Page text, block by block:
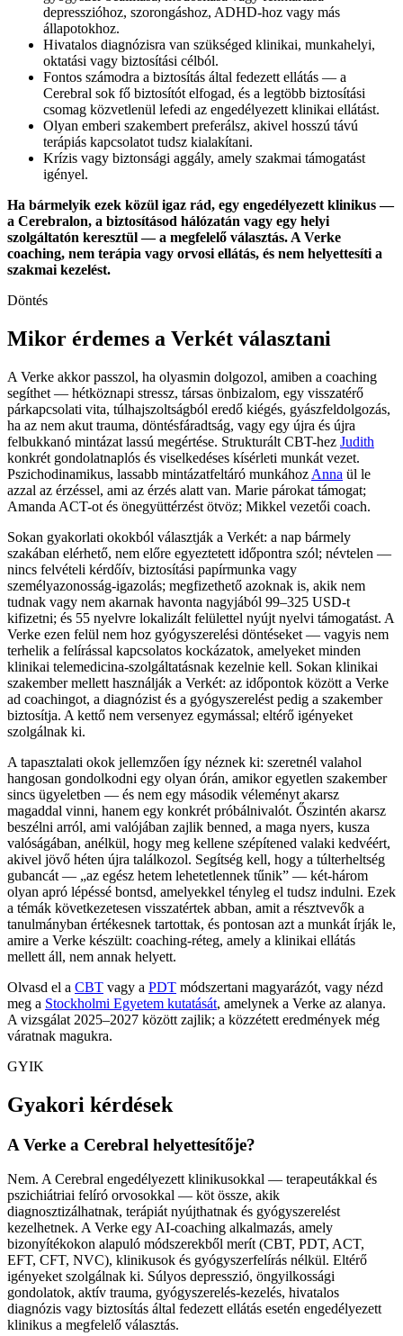
depresszióhoz, szorongáshoz, ADHD-hoz vagy más
állapotokhoz.
Hivatalos diagnózisra van szükséged klinikai, munkahelyi,
oktatási vagy biztosítási célból.
Fontos számodra a biztosítás által fedezett ellátás — a
Cerebral sok fő biztosítót elfogad, és a legtöbb biztosítási
csomag közvetlenül lefedi az engedélyezett klinikai ellátást.
Olyan emberi szakembert preferálsz, akivel hosszú távú
terápiás kapcsolatot tudsz kialakítani.
Krízis vagy biztonsági aggály, amely szakmai támogatást
igényel.
Ha bármelyik ezek közül igaz rád, egy engedélyezett klinikus —
a Cerebralon, a biztosításod hálózatán vagy egy helyi
szolgáltatón keresztül — a megfelelő választás. A Verke
coaching, nem terápia vagy orvosi ellátás, és nem helyettesíti a
szakmai kezelést.
Döntés
Mikor érdemes a Verkét választani
A Verke akkor passzol, ha olyasmin dolgozol, amiben a coaching
segíthet — hétköznapi stressz, társas önbizalom, egy visszatérő
párkapcsolati vita, túlhajszoltságból eredő kiégés, gyászfeldolgozás,
ha az nem akut trauma, döntésfáradtság, vagy egy újra és újra
felbukkanó mintázat lassú megértése. Strukturált CBT-hez Judith
konkrét gondolatnaplós és viselkedéses kísérleti munkát vezet.
Pszichodinamikus, lassabb mintázatfeltáró munkához Anna ül le
azzal az érzéssel, ami az érzés alatt van. Marie párokat támogat;
Amanda ACT-ot és önegyüttérzést ötvöz; Mikkel vezetői coach.
Sokan gyakorlati okokból választják a Verkét: a nap bármely
szakában elérhető, nem előre egyeztetett időpontra szól; névtelen —
nincs felvételi kérdőív, biztosítási papírmunka vagy
személyazonosság-igazolás; megfizethető azoknak is, akik nem
tudnak vagy nem akarnak havonta nagyjából 99–325 USD-t
kifizetni; és 55 nyelvre lokalizált felülettel nyújt nyelvi támogatást. A
Verke ezen felül nem hoz gyógyszerelési döntéseket — vagyis nem
terhelik a felírással kapcsolatos kockázatok, amelyeket minden
klinikai telemedicina-szolgáltatásnak kezelnie kell. Sokan klinikai
szakember mellett használják a Verkét: az időpontok között a Verke
ad coachingot, a diagnózist és a gyógyszerelést pedig a szakember
biztosítja. A kettő nem versenyez egymással; eltérő igényeket
szolgálnak ki.
A tapasztalati okok jellemzően így néznek ki: szeretnél valahol
hangosan gondolkodni egy olyan órán, amikor egyetlen szakember
sincs ügyeletben — és nem egy második véleményt akarsz
magaddal vinni, hanem egy konkrét próbálnivalót. Őszintén akarsz
beszélni arról, ami valójában zajlik benned, a maga nyers, kusza
valóságában, anélkül, hogy meg kellene szépítened valaki kedvéért,
akivel jövő héten újra találkozol. Segítség kell, hogy a túlterheltség
gubancát — „az egész hetem lehetetlennek tűnik” — két-három
olyan apró lépéssé bontsd, amelyekkel tényleg el tudsz indulni. Ezek
a témák következetesen visszatértek abban, amit a résztvevők a
tanulmányban értékesnek tartottak, és pontosan azt a munkát írják le,
amire a Verke készült: coaching-réteg, amely a klinikai ellátás
mellett áll, nem annak helyett.
Olvasd el a CBT vagy a PDT módszertani magyarázót, vagy nézd
meg a Stockholmi Egyetem kutatását, amelynek a Verke az alanya.
A vizsgálat 2025–2027 között zajlik; a közzétett eredmények még
váratnak magukra.
GYIK
Gyakori kérdések
A Verke a Cerebral helyettesítője?
Nem. A Cerebral engedélyezett klinikusokkal — terapeutákkal és
pszichiátriai felíró orvosokkal — köt össze, akik
diagnosztizálhatnak, terápiát nyújthatnak és gyógyszerelést
kezelhetnek. A Verke egy AI-coaching alkalmazás, amely
bizonyítékokon alapuló módszerekből merít (CBT, PDT, ACT,
EFT, CFT, NVC), klinikusok és gyógyszerfelírás nélkül. Eltérő
igényeket szolgálnak ki. Súlyos depresszió, öngyilkossági
gondolatok, aktív trauma, gyógyszerelés-kezelés, hivatalos
diagnózis vagy biztosítás által fedezett ellátás esetén engedélyezett
klinikus a megfelelő választás.